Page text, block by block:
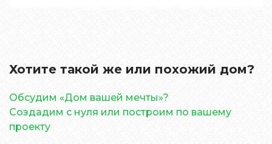
Хотите такой же или похожий дом?
Обсудим «Дом вашей мечты»?
Создадим с нуля или построим по вашему
проекту